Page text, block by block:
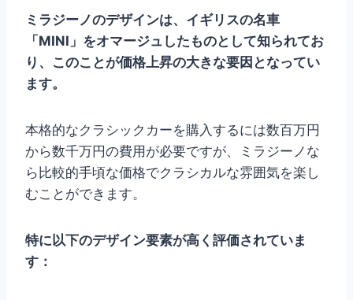
ミラジーノのデザインは、イギリスの名車
「MINI」をオマージュしたものとして知られてお
り、このことが価格上昇の大きな要因となってい
ます。
本格的なクラシックカーを購入するには数百万円
から数千万円の費用が必要ですが、ミラジーノな
ら比較的手頃な価格でクラシカルな雰囲気を楽し
むことができます。
特に以下のデザイン要素が高く評価されていま
す：